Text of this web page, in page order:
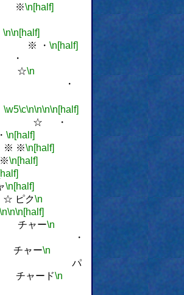
\n[half]
\n\n[half]
・ \n[half]
\n
\w5\c\n\n\n\n[half]
・
\n[half]
\n[half]
\n[half]
\n[half]
ク\n
\n\n[half]
ー\n
ー\n
ード\n